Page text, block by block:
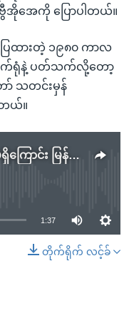
ဗွီအိုအေကို ပြောပါတယ်။
ထားတဲ့ ၁၉၈၀ ကာလ
က်ရုံနဲ့ ပတ်သက်လို့တော့
သတင်းမှန်
တယ်။
ဓာတုလက်နက်ပိုင်ဖို့ ရည်ရွယ်ချက်မရှိကြောင်း မြန်မာသံအမတ်ကြီးပြော
available
1:37
တိုက်ရိုက် လင့်ခ်